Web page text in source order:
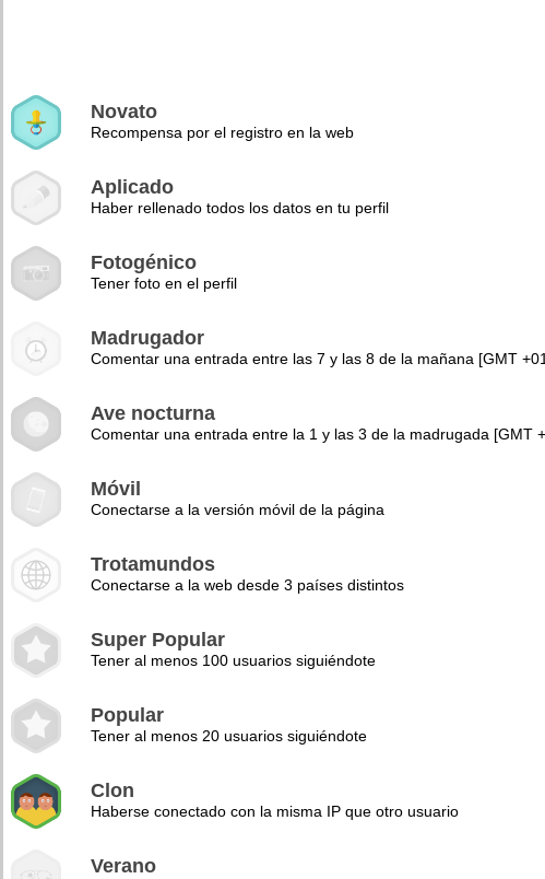
Novato
Recompensa por el registro en la web
Aplicado
Haber rellenado todos los datos en tu perfil
Fotogénico
Tener foto en el perfil
Madrugador
Comentar una entrada entre las 7 y las 8 de la mañana [GMT
Ave nocturna
Comentar una entrada entre la 1 y las 3 de la madrugada [GMT
Móvil
Conectarse a la versión móvil de la página
Trotamundos
Conectarse a la web desde 3 países distintos
Super Popular
Tener al menos 100 usuarios siguiéndote
Popular
Tener al menos 20 usuarios siguiéndote
Clon
Haberse conectado con la misma IP que otro usuario
Verano